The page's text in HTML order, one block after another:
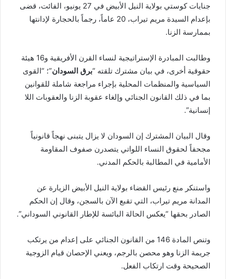
جنايات كوستي بولاية النيل الأبيض في 27 يونيو، الفائت، قضى
بإعدام السيدة مريم تيراب، 20 عاماً، رجماً بالحجارة لإدانتها
بممارسة الزنا.
وطالبت المبادرة الإستراتيجية لنساء القرن الأفريقية و16 هيئة
حقوقية أخرى، في بيان مشترك تلقته “برق السودان”؛ “القوى
السياسية والمنظمات المحلية بإجراء مراجعة شاملة للقوانين
بما في ذلك القانون الجنائي وإلغاء عقوبة الزنا والعقوبات اللا
إنسانية”.
وقال البيان المشترك إن السودان لا يزال يتبنى نهجاً قانونياً
مجحفاً لحقوق النساء اللواتي يتصدرن صفوف المقاومة
الأمامية في المطالبة بالحكم المدني.
واستنكر منع رئيس القضاء بولاية النيل الأبيض الزيارة عن
المدانة مريم تيراب، التي تقبع الآن بالسجن، وقال إن الحكم
الصادر بحقها “يعكس الحالة البائسة للإطار القانوني السوداني”.
وتنص المادة 146 من القانون الجنائي على إعدام من يرتكب
جريمة الزنا وهو محصن بالرجم، ويعني الإحصان قيام الزوجية
الصحيحة وقت ارتكاب الفعل.